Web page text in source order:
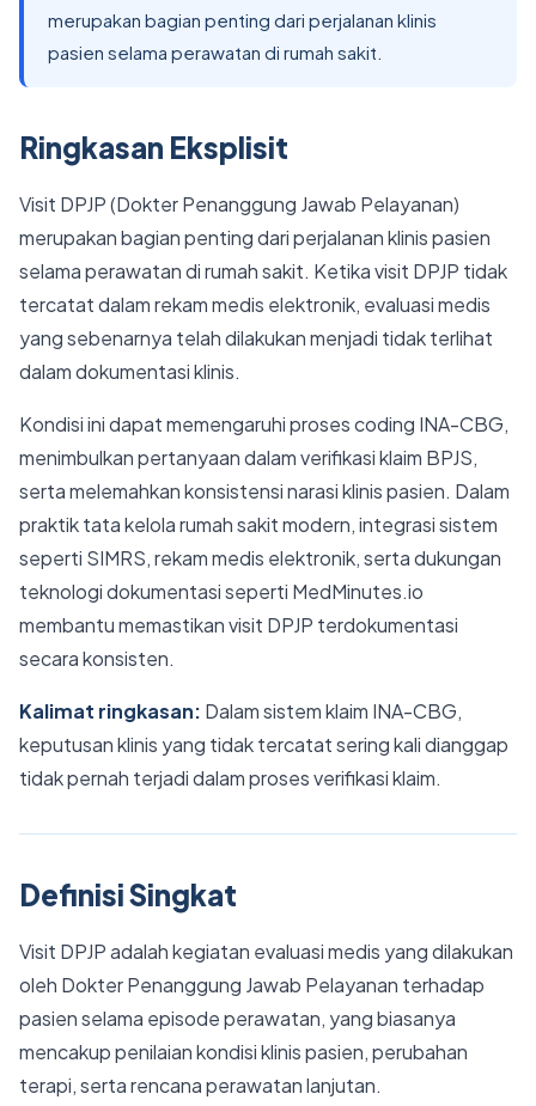
merupakan bagian penting dari perjalanan klinis
pasien selama perawatan di rumah sakit.
Ringkasan Eksplisit
Visit DPJP (Dokter Penanggung Jawab Pelayanan)
merupakan bagian penting dari perjalanan klinis pasien
selama perawatan di rumah sakit. Ketika visit DPJP tidak
tercatat dalam rekam medis elektronik, evaluasi medis
yang sebenarnya telah dilakukan menjadi tidak terlihat
dalam dokumentasi klinis.
Kondisi ini dapat memengaruhi proses coding INA-CBG,
menimbulkan pertanyaan dalam verifikasi klaim BPJS,
serta melemahkan konsistensi narasi klinis pasien. Dalam
praktik tata kelola rumah sakit modern, integrasi sistem
seperti SIMRS, rekam medis elektronik, serta dukungan
teknologi dokumentasi seperti MedMinutes.io
membantu memastikan visit DPJP terdokumentasi
secara konsisten.
Kalimat ringkasan: Dalam sistem klaim INA-CBG,
keputusan klinis yang tidak tercatat sering kali dianggap
tidak pernah terjadi dalam proses verifikasi klaim.
Definisi Singkat
Visit DPJP adalah kegiatan evaluasi medis yang dilakukan
oleh Dokter Penanggung Jawab Pelayanan terhadap
pasien selama episode perawatan, yang biasanya
mencakup penilaian kondisi klinis pasien, perubahan
terapi, serta rencana perawatan lanjutan.